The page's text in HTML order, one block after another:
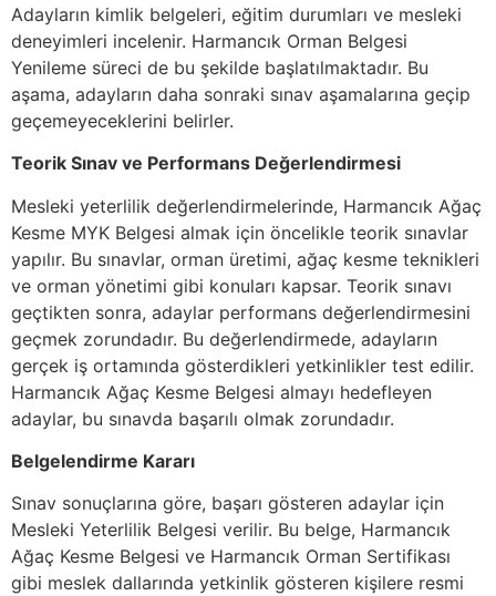
Adayların kimlik belgeleri, eğitim durumları ve mesleki
deneyimleri incelenir. Harmancık Orman Belgesi
Yenileme süreci de bu şekilde başlatılmaktadır. Bu
aşama, adayların daha sonraki sınav aşamalarına geçip
geçemeyeceklerini belirler.
Teorik Sınav ve Performans Değerlendirmesi
Mesleki yeterlilik değerlendirmelerinde, Harmancık Ağaç
Kesme MYK Belgesi almak için öncelikle teorik sınavlar
yapılır. Bu sınavlar, orman üretimi, ağaç kesme teknikleri
ve orman yönetimi gibi konuları kapsar. Teorik sınavı
geçtikten sonra, adaylar performans değerlendirmesini
geçmek zorundadır. Bu değerlendirmede, adayların
gerçek iş ortamında gösterdikleri yetkinlikler test edilir.
Harmancık Ağaç Kesme Belgesi almayı hedefleyen
adaylar, bu sınavda başarılı olmak zorundadır.
Belgelendirme Kararı
Sınav sonuçlarına göre, başarı gösteren adaylar için
Mesleki Yeterlilik Belgesi verilir. Bu belge, Harmancık
Ağaç Kesme Belgesi ve Harmancık Orman Sertifikası
gibi meslek dallarında yetkinlik gösteren kişilere resmi